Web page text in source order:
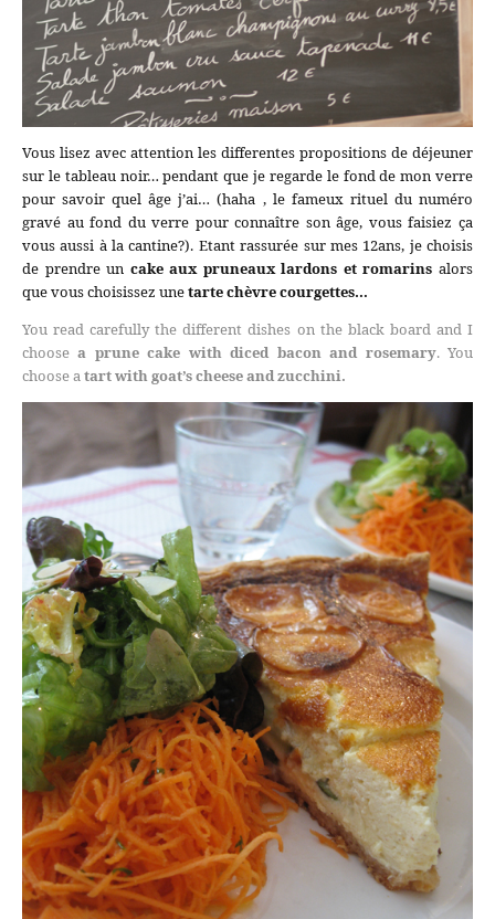
Vous lisez avec attention les differentes propositions de déjeuner
sur le tableau noir… pendant que je regarde le fond de mon verre
pour savoir quel âge j’ai… (haha , le fameux rituel du numéro
gravé au fond du verre pour connaître son âge, vous faisiez ça
vous aussi à la cantine?). Etant rassurée sur mes 12ans, je choisis
de prendre un cake aux pruneaux lardons et romarins alors
que vous choisissez unetarte chèvre courgettes…
You read carefully the different dishes on the black board and I
choose a prune cake with diced bacon and rosemary. You
choose atart with goat’s cheese and zucchini.